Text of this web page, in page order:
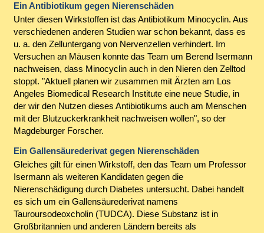
Ein Antibiotikum gegen Nierenschäden
Unter diesen Wirkstoffen ist das Antibiotikum Minocyclin. Aus
verschiedenen anderen Studien war schon bekannt, dass es
u. a. den Zelluntergang von Nervenzellen verhindert. Im
Versuchen an Mäusen konnte das Team um Berend Isermann
nachweisen, dass Minocyclin auch in den Nieren den Zelltod
stoppt. "Aktuell planen wir zusammen mit Ärzten am Los
Angeles Biomedical Research Institute eine neue Studie, in
der wir den Nutzen dieses Antibiotikums auch am Menschen
mit der Blutzuckerkrankheit nachweisen wollen", so der
Magdeburger Forscher.
Ein Gallensäurederivat gegen Nierenschäden
Gleiches gilt für einen Wirkstoff, den das Team um Professor
Isermann als weiteren Kandidaten gegen die
Nierenschädigung durch Diabetes untersucht. Dabei handelt
es sich um ein Gallensäurederivat namens
Tauroursodeoxcholin (TUDCA). Diese Substanz ist in
Großbritannien und anderen Ländern bereits als